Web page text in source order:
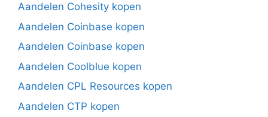
Aandelen Cohesity kopen
Aandelen Coinbase kopen
Aandelen Coinbase kopen
Aandelen Coolblue kopen
Aandelen CPL Resources kopen
Aandelen CTP kopen